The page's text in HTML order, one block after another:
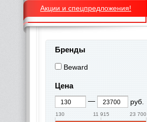
Акции и спецпредложения!
Бренды
Beward
Цена
руб.
130 11 915 23 700